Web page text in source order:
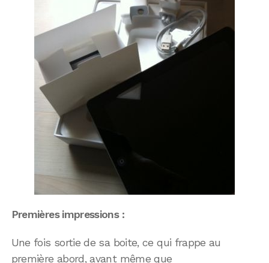
Premières impressions :
Une fois sortie de sa boite, ce qui frappe au
première abord, avant même que